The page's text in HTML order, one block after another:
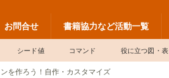
お問合せ 書籍協力など活動一覧
シード値 コマンド 役に立つ図・表
を作ろう！自作・カスタマイズ